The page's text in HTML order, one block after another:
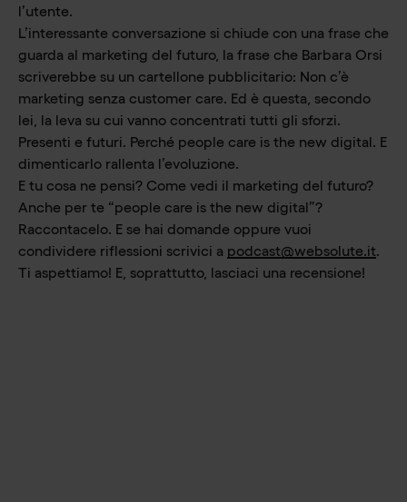
l’utente.
L’interessante conversazione si chiude con una frase che
guarda al marketing del futuro, la frase che Barbara Orsi
scriverebbe su un cartellone pubblicitario: Non c’è
marketing senza customer care. Ed è questa, secondo
lei, la leva su cui vanno concentrati tutti gli sforzi.
Presenti e futuri. Perché people care is the new digital. E
dimenticarlo rallenta l’evoluzione.
E tu cosa ne pensi? Come vedi il marketing del futuro?
Anche per te “people care is the new digital”?
Raccontacelo. E se hai domande oppure vuoi
condividere riflessioni scrivici a podcast@websolute.it.
Ti aspettiamo! E, soprattutto, lasciaci una recensione!